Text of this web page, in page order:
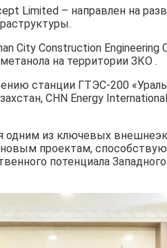
Limited – направлен на
City Construction Engineering
на территории ЗКО .
станции ГТЭС-200
CHN Energy
одним из ключевых
проектам,
потенциала Западного